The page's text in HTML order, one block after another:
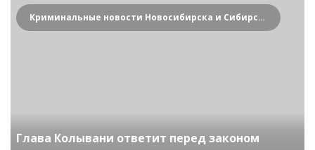
Криминальные новости Новосибирска и Сибирского региона
Глава Колывани ответит перед законом